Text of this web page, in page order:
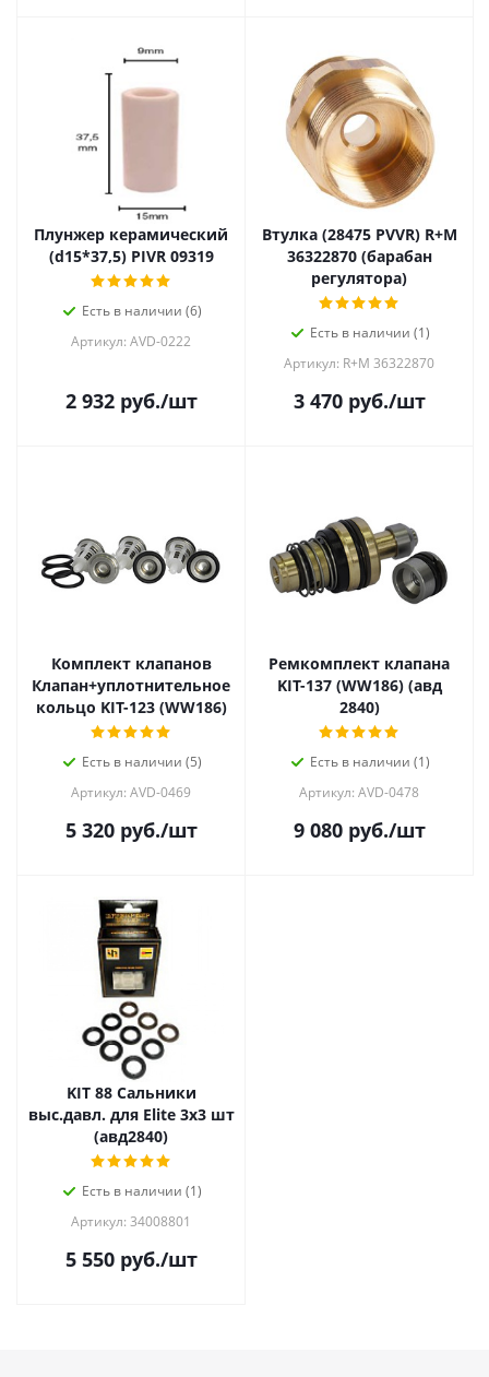
Плунжер керамический
(d15*37,5) PIVR 09319
Есть в наличии (6)
Артикул: AVD-0222
2 932руб./шт
Втулка (28475 PVVR) R+M
36322870 (барабан
регулятора)
Есть в наличии (1)
Артикул: R+M 36322870
3 470руб./шт
Комплект клапанов
Клапан+уплотнительное
кольцо KIT-123 (WW186)
Есть в наличии (5)
Артикул: AVD-0469
5 320руб./шт
Ремкомплект клапана
KIT-137 (WW186) (авд
2840)
Есть в наличии (1)
Артикул: AVD-0478
9 080руб./шт
KIT 88 Cальники
выс.давл. для Elite 3х3 шт
(авд2840)
Есть в наличии (1)
Артикул: 34008801
5 550руб./шт